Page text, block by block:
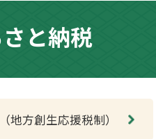
と納税
地方創生応援税制）